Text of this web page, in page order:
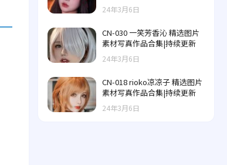
24年3月6日
CN-030 一笑芳香沁 精选图片
素材写真作品合集|持续更新
24年3月6日
CN-018 rioko凉凉子 精选图片
素材写真作品合集|持续更新
24年3月6日